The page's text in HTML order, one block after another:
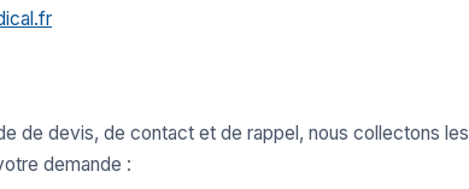
de devis, de contact et de rappel, nous collectons
demande :